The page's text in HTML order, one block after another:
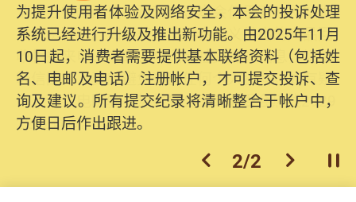
为提升使用者体验及网络安全，本会的投诉处理
系统已经进行升级及推出新功能。由2025年11月
10日起，消费者需要提供基本联络资料（包括姓
名、电邮及电话）注册帐户，才可提交投诉、查
询及建议。所有提交纪录将清晰整合于帐户中，
方便日后作出跟进。
上一个
2/2 下一个开